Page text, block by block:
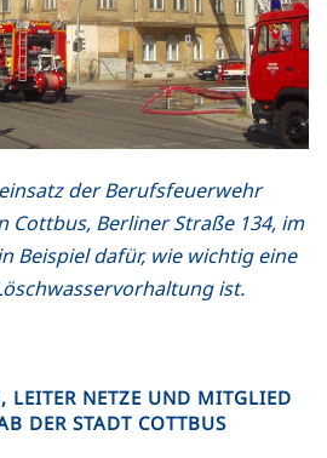
der Berufsfeuerwehr
Cottbus, Berliner Straße 134, im
Beispiel dafür, wie wichtig eine
ist.
LEITER NETZE UND MITGLIED
DER STADT COTTBUS